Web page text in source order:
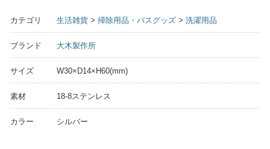
カテゴリ 生活雑貨 > 掃除用品・バスグッズ > 洗濯用品
ブランド 大木製作所
サイズ W30×D14×H60(mm)
素材 18-8ステンレス
カラー シルバー